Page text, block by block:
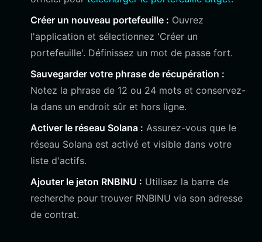
Créer un nouveau portefeuille : Ouvrez
l'application et sélectionnez 'Créer un
portefeuille'. Définissez un mot de passe fort.
Sauvegarder votre phrase de récupération :
Notez la phrase de 12 ou 24 mots et conservez-
la dans un endroit sûr et hors ligne.
Activer le réseau Solana : Assurez-vous que le
réseau Solana est activé et visible dans votre
liste d'actifs.
Ajouter le jeton RNBINU : Utilisez la barre de
recherche pour trouver RNBINU via son adresse
de contrat.